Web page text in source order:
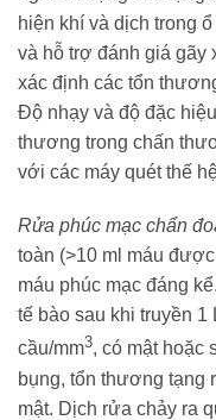
hiện khí và dịch trong
và hỗ trợ đánh giá gãy
xác định các tổn
Độ nhạy và độ đặc
thương trong chấn
với các máy quét thế
Rửa phúc mạc chẩn
toàn (>10 ml máu
máu phúc mạc đáng
tế bào sau khi truyền 1
cầu/mm3, có mật hoặc
bụng, tổn thương tạng
mật. Dịch rửa chảy ra